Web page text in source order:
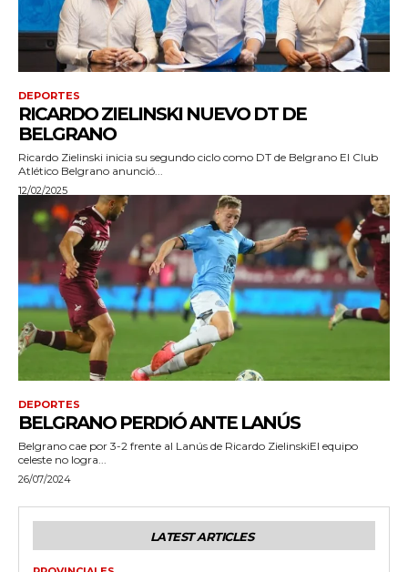
DEPORTES
RICARDO ZIELINSKI NUEVO DT DE
BELGRANO
Ricardo Zielinski inicia su segundo ciclo como DT de Belgrano El Club
Atlético Belgrano anunció...
12/02/2025
DEPORTES
BELGRANO PERDIÓ ANTE LANÚS
Belgrano cae por 3-2 frente al Lanús de Ricardo ZielinskiEl equipo
celeste no logra...
26/07/2024
LATEST ARTICLES